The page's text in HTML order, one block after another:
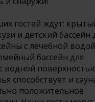
гостей ждут:
и детский бассейн
с лечебной
бассейн для
водной
способствует и
положительное